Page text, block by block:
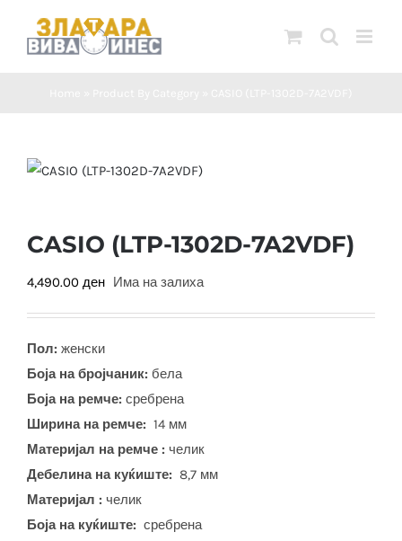
CASIO (LTP-1302D-7A2VDF)
4,490.00 ден Има на залиха
Пол: женски
Боја на бројчаник: бела
Боја на ремче: сребрена
Ширина на ремче: 14 мм
Материјал на ремче : челик
Дебелина на куќиште: 8,7 мм
Материјал : челик
Боја на куќиште: сребрена